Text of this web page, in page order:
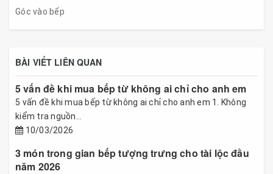
Góc vào bếp
BÀI VIẾT LIÊN QUAN
5 vấn đề khi mua bếp từ không ai chỉ cho anh em
5 vấn đề khi mua bếp từ không ai chỉ cho anh em 1. Không
kiểm tra nguồn...
10/03/2026
3 món trong gian bếp tượng trưng cho tài lộc đầu
năm 2026